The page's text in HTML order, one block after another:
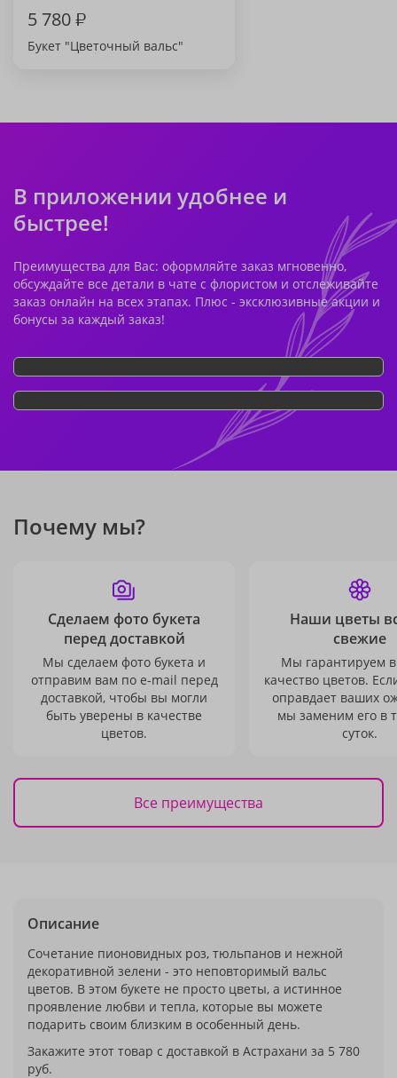
5 780₽
Букет "Цветочный вальс"
В приложении удобнее и
быстрее!
Преимущества для Вас: оформляйте заказ мгновенно,
обсуждайте все детали в чате с флористом и отслеживайте
заказ онлайн на всех этапах. Плюс - эксклюзивные акции и
бонусы за каждый заказ!
Почему мы?
Сделаем фото букета
перед доставкой
Мы сделаем фото букета и
отправим вам по e-mail перед
доставкой, чтобы вы могли
быть уверены в качестве
цветов.
Наши цветы
свежие
Мы гарантируем
качество цветов.
оправдает ваших
мы заменим его в
суток.
Все преимущества
Описание
Сочетание пионовидных роз, тюльпанов и нежной
декоративной зелени - это неповторимый вальс
цветов. В этом букете не просто цветы, а истинное
проявление любви и тепла, которые вы можете
подарить своим близким в особенный день.
Закажите этот товар с доставкой в Астрахани за 5 780
руб.